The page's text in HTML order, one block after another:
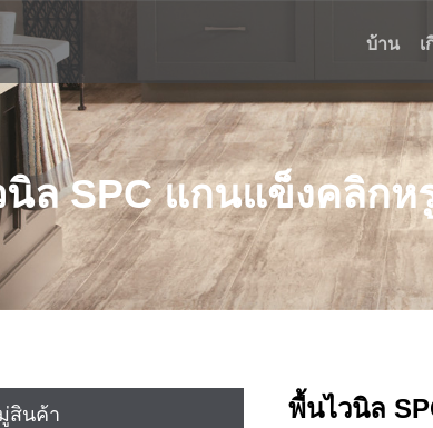
บ้าน เ
ล SPC แกนแข็งคลิกห
สินค้า พื้นไวนิล